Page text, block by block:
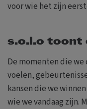
voor wie het zijn
s.o.l.o toont
De momenten die
voelen,
kansen die we
wie we vandaag zijn.